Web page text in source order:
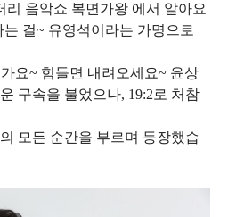
리 음악쇼 복면가왕 에서 알아요
걸~ 유영석이라는 가명으로
요~ 힘들면 내려오세요~ 윤상
구속을 불었으나, 19:2로 처참
모든 순간을 부르며 등장했습